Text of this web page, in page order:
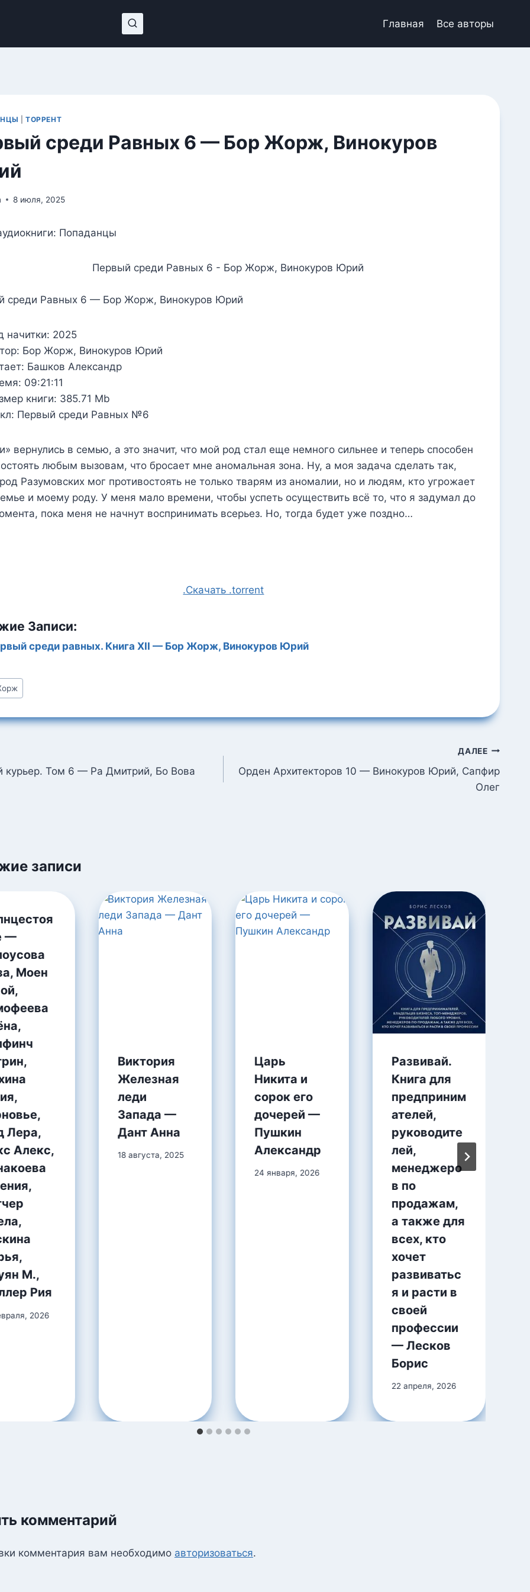
Главная Все авторы
|ТОРРЕНТ
среди Равных 6 — Бор Жорж, Винокуров
8 июля, 2025
Попаданцы
среди Равных 6 — Бор Жорж, Винокуров Юрий
начитки: 2025
Бор Жорж, Винокуров Юрий
Башков Александр
09:21:11
книги: 385.71 Mb
Первый среди Равных №6
вернулись в семью, а это значит, что мой род стал еще немного сильнее и теперь способен
любым вызовам, что бросает мне аномальная зона. Ну, а моя задача сделать так,
Разумовских мог противостоять не только тварям из аномалии, но и людям, кто угрожает
и моему роду. У меня мало времени, чтобы успеть осуществить всё то, что я задумал до
пока меня не начнут воспринимать всерьез. Но, тогда будет уже поздно…
.Скачать .torrent
Записи:
среди равных. Книга XII — Бор Жорж, Винокуров Юрий
курьер. Том 6 — Ра Дмитрий, Бо Вова
ДАЛЕЕ
Орден Архитекторов 10 — Винокуров Юрий, Сапфир
Олег
записи
—
Моен
Лера,
Алекс,
М.,
Рия
2026
Виктория
Железная
леди
Запада —
Дант Анна
18 августа, 2025
Царь
Никита и
сорок его
дочерей —
Пушкин
Александр
24 января, 2026
Развивай.
Книга для
предприним
ателей,
руководите
лей,
менеджеро
в по
продажам,
а также для
всех, кто
хочет
развиватьс
я и расти в
своей
профессии
— Лесков
Борис
22 апреля, 2026
комментарий
комментария вам необходимо авторизоваться.